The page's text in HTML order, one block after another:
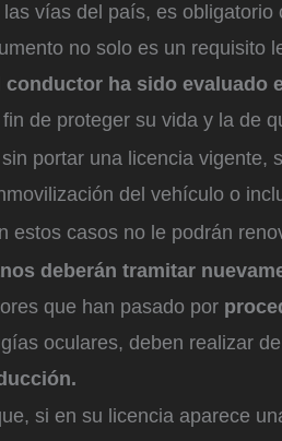
vías del país, es obligatorio
no solo es un requisito
conductor ha sido evaluado
de proteger su vida y la de
portar una licencia vigente,
del vehículo o
estos casos no le podrán
deberán tramitar
que han pasado por
oculares, deben realizar
si en su licencia aparece